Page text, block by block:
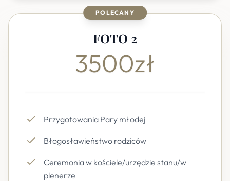
POLECANY
FOTO 2
3500zł
Przygotowania Pary młodej
Błogosławieństwo rodziców
Ceremonia w kościele/urzędzie stanu/w
plenerze